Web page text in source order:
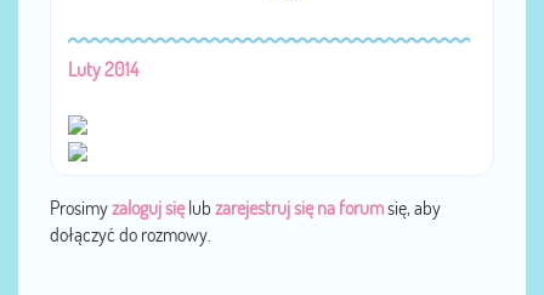
Luty 2014
Prosimyzaloguj sięlub zarejestruj się na forumsię, aby
dołączyć do rozmowy.